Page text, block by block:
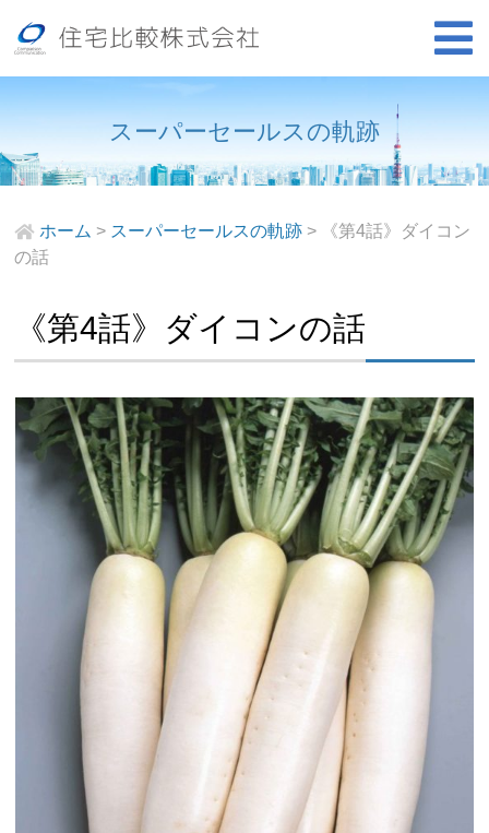
スーパーセールスの軌跡
ホーム > スーパーセールスの軌跡>
《第4話》ダイコン
の話
《第4話》ダイコンの話